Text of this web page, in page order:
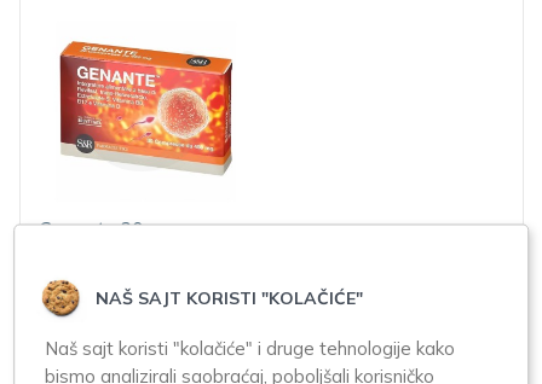
Genante 30
3.350,00
NAŠ SAJT KORISTI "KOLAČIĆE"
Naš sajt koristi "kolačiće" i druge tehnologije kako
bismo analizirali saobraćaj, poboljšali korisničko